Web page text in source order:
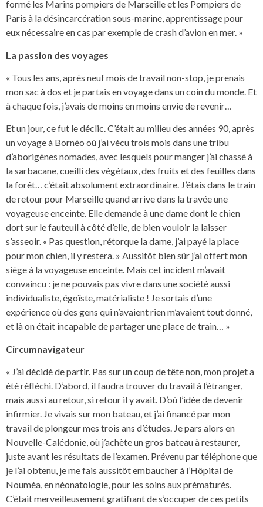
formé les Marins pompiers de Marseille et les Pompiers de
Paris à la désincarcération sous-marine, apprentissage pour
eux nécessaire en cas par exemple de crash d’avion en mer. »
La passion des voyages
« Tous les ans, après neuf mois de travail non-stop, je prenais
mon sac à dos et je partais en voyage dans un coin du monde. Et
à chaque fois, j’avais de moins en moins envie de revenir…
Et un jour, ce fut le déclic. C’était au milieu des années 90, après
un voyage à Bornéo où j’ai vécu trois mois dans une tribu
d’aborigènes nomades, avec lesquels pour manger j’ai chassé à
la sarbacane, cueilli des végétaux, des fruits et des feuilles dans
la forêt… c’était absolument extraordinaire. J’étais dans le train
de retour pour Marseille quand arrive dans la travée une
voyageuse enceinte. Elle demande à une dame dont le chien
dort sur le fauteuil à côté d’elle, de bien vouloir la laisser
s’asseoir. « Pas question, rétorque la dame, j’ai payé la place
pour mon chien, il y restera. » Aussitôt bien sûr j’ai offert mon
siège à la voyageuse enceinte. Mais cet incident m’avait
convaincu : je ne pouvais pas vivre dans une société aussi
individualiste, égoïste, matérialiste ! Je sortais d’une
expérience où des gens qui n’avaient rien m’avaient tout donné,
et là on était incapable de partager une place de train… »
Circumnavigateur
« J’ai décidé de partir. Pas sur un coup de tête non, mon projet a
été réfléchi. D’abord, il faudra trouver du travail à l’étranger,
mais aussi au retour, si retour il y avait. D’où l’idée de devenir
infirmier. Je vivais sur mon bateau, et j’ai financé par mon
travail de plongeur mes trois ans d’études. Je pars alors en
Nouvelle-Calédonie, où j’achète un gros bateau à restaurer,
juste avant les résultats de l’examen. Prévenu par téléphone que
je l’ai obtenu, je me fais aussitôt embaucher à l’Hôpital de
Nouméa, en néonatologie, pour les soins aux prématurés.
C’était merveilleusement gratifiant de s’occuper de ces petits